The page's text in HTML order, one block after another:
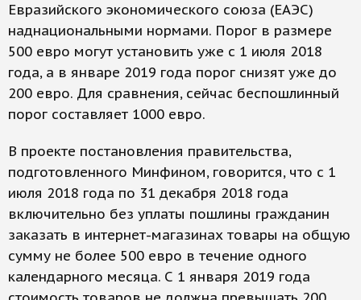
Евразийского экономического союза (ЕАЭС)
наднациональными нормами. Порог в размере
500 евро могут установить уже с 1 июля 2018
года, а в январе 2019 года порог снизят уже до
200 евро. Для сравнения, сейчас беспошлинный
порог составляет 1000 евро.
В проекте постановления правительства,
подготовленного Минфином, говорится, что с 1
июля 2018 года по 31 декабря 2018 года
включительно без уплаты пошлины гражданин
заказать в интернет-магазинах товары на общую
сумму не более 500 евро в течение одного
календарного месяца. С 1 января 2019 года